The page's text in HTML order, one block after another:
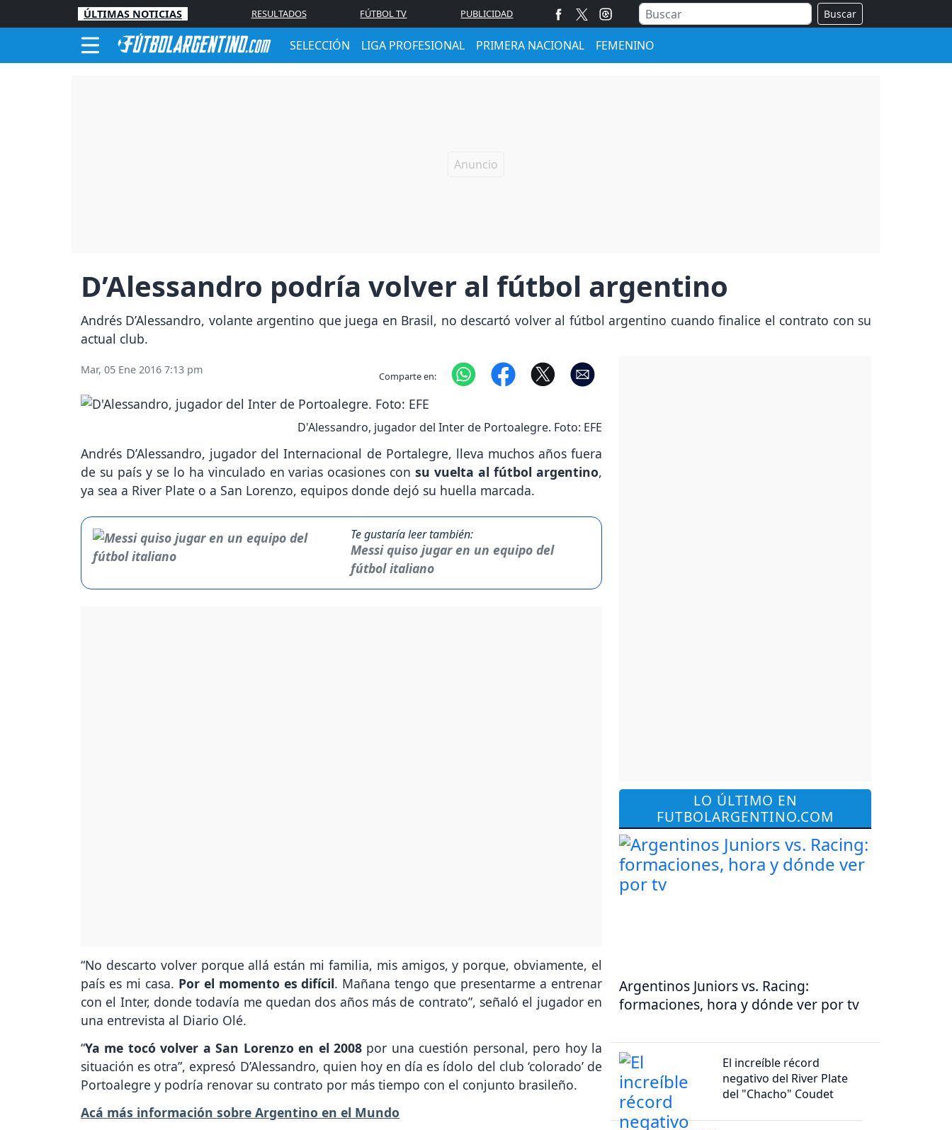
ÚLTIMAS NOTICIAS RESULTADOS FÚTBOL TV PUBLICIDAD Buscar
SELECCIÓN LIGA PROFESIONAL PRIMERA NACIONAL FEMENINO
D’Alessandro podría volver al fútbol argentino
Andrés D’Alessandro, volante argentino que juega en Brasil, no descartó volver al fútbol argentino cuando finalice el contrato con su
actual club.
Mar, 05 Ene 2016 7:13 pm Comparte en:
D'Alessandro, jugador del Inter de Portoalegre. Foto: EFE
Andrés D’Alessandro, jugador del Internacional de Portalegre, lleva muchos años fuera
de su país y se lo ha vinculado en varias ocasiones consu vuelta al fútbol argentino,
ya sea a River Plate o a San Lorenzo, equipos donde dejó su huella marcada.
Te gustaría leer también:
Messi quiso jugar en un equipo del
fútbol italiano
“No descarto volver porque allá están mi familia, mis amigos, y porque, obviamente, el
país es mi casa. Por el momento es difícil. Mañana tengo que presentarme a entrenar
con el Inter, donde todavía me quedan dos años más de contrato”, señaló el jugador en
una entrevista al Diario Olé.
“Ya me tocó volver a San Lorenzo en el 2008por una cuestión personal, pero hoy la
situación es otra”, expresó D’Alessandro, quien hoy en día es ídolo del club ‘colorado’ de
Portoalegre y podría renovar su contrato por más tiempo con el conjunto brasileño.
Acá más información sobre Argentino en el Mundo
LO ÚLTIMO EN
FUTBOLARGENTINO.COM
Argentinos Juniors vs. Racing:
formaciones, hora y dónde ver por tv
El increíble récord
negativo del River Plate
del "Chacho" Coudet